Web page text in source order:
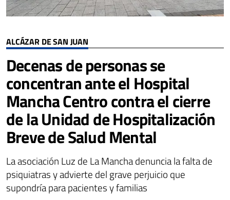
ALCÁZAR DE SAN JUAN
Decenas de personas se
concentran ante el Hospital
Mancha Centro contra el cierre
de la Unidad de Hospitalización
Breve de Salud Mental
La asociación Luz de La Mancha denuncia la falta de
psiquiatras y advierte del grave perjuicio que
supondría para pacientes y familias